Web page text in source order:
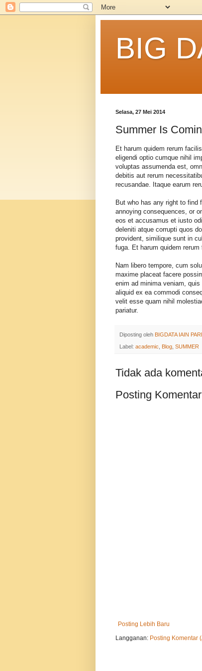
BIG
Selasa, 27 Mei 2014
Summer Is
Et harum quidem rerum
eligendi optio cumque nihil
voluptas assumenda est,
debitis aut rerum
recusandae. Itaque earum
But who has any right to find
annoying consequences, or
eos et accusamus et iusto
deleniti atque corrupti quos
provident, similique sunt in
fuga. Et harum quidem
Nam libero tempore, cum
maxime placeat facere
enim ad minima veniam,
aliquid ex ea commodi
velit esse quam nihil
pariatur.
Diposting oleh BIGDATA IAIN
Label: academic Blog SUMMER
Tidak ada
Posting Komentar
Posting Lebih Baru
Langganan: Posting Komentar